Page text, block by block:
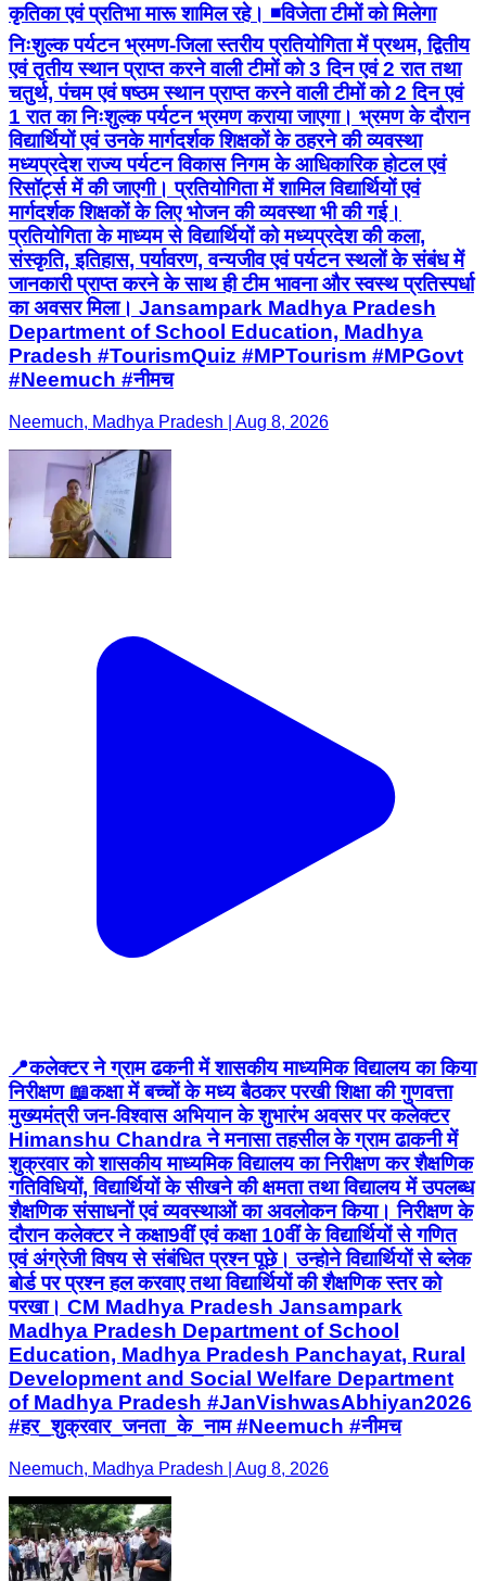
कृतिका एवं प्रतिभा मारू शामिल रहे। ◾विजेता टीमों को मिलेगा
निःशुल्क पर्यटन भ्रमण-जिला स्तरीय प्रतियोगिता में प्रथम, द्वितीय
एवं तृतीय स्थान प्राप्त करने वाली टीमों को 3 दिन एवं 2 रात तथा
चतुर्थ, पंचम एवं षष्ठम स्थान प्राप्त करने वाली टीमों को 2 दिन एवं
1 रात का निःशुल्क पर्यटन भ्रमण कराया जाएगा। भ्रमण के दौरान
विद्यार्थियों एवं उनके मार्गदर्शक शिक्षकों के ठहरने की व्यवस्था
मध्यप्रदेश राज्य पर्यटन विकास निगम के आधिकारिक होटल एवं
रिसॉर्ट्स में की जाएगी। प्रतियोगिता में शामिल विद्यार्थियों एवं
मार्गदर्शक शिक्षकों के लिए भोजन की व्यवस्था भी की गई।
प्रतियोगिता के माध्यम से विद्यार्थियों को मध्यप्रदेश की कला,
संस्कृति, इतिहास, पर्यावरण, वन्यजीव एवं पर्यटन स्थलों के संबंध में
जानकारी प्राप्त करने के साथ ही टीम भावना और स्वस्थ प्रतिस्पर्धा
का अवसर मिला। Jansampark Madhya Pradesh
Department of School Education, Madhya
Pradesh #TourismQuiz #MPTourism #MPGovt
#Neemuch #नीमच
Neemuch, Madhya Pradesh | Aug 8, 2026
📍कलेक्टर ने ग्राम ढकनी में शासकीय माध्यमिक विद्यालय का किया
निरीक्षण 📖कक्षा में बच्चों के मध्य बैठकर परखी शिक्षा की गुणवत्ता
मुख्‍यमंत्री जन-विश्वास अभियान के शुभारंभ अवसर पर कलेक्टर
Himanshu Chandra ने मनासा तहसील के ग्राम ढाकनी में
शुक्रवार को शासकीय माध्‍यमिक विद्यालय का निरीक्षण कर शैक्षणिक
गतिविधियों, विद्यार्थियों के सीखने की क्षमता तथा विद्यालय में उपलब्‍ध
शैक्षणिक संसाधनों एवं व्‍यवस्‍थाओं का अवलोकन किया। निरीक्षण के
दौरान कलेक्‍टर ने कक्षा9वीं एवं कक्षा 10वीं के विद्यार्थियों से गणित
एवं अंग्रेजी विषय से संबंधित प्रश्‍न पूछे। उन्‍होने विद्यार्थियों से ब्‍लेक
बोर्ड पर प्रश्‍न हल करवाए तथा विद्यार्थियों की शैक्षणिक स्‍तर को
परखा। CM Madhya Pradesh Jansampark
Madhya Pradesh Department of School
Education, Madhya Pradesh Panchayat, Rural
Development and Social Welfare Department
of Madhya Pradesh #JanVishwasAbhiyan2026
#हर_शुक्रवार_जनता_के_नाम #Neemuch #नीमच
Neemuch, Madhya Pradesh | Aug 8, 2026